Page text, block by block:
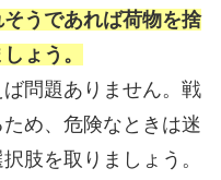
うであれば荷物を捨
ょう。
問題ありません。戦
め、危険なときは迷
肢を取りましょう。